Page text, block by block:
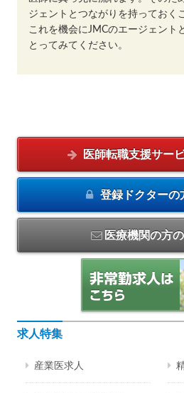
ジェントとつながりを持っておく
これを機会にJMCのエージェント
とってみてください。
医師転職支援サー
登録ドクターの
医療機関の方
求人特集
産業医求人